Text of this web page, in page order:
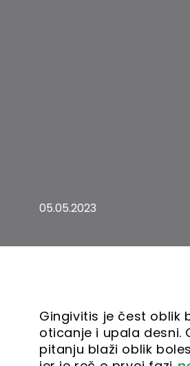
05.05.2023
Gingivitis je čest oblik
oticanje i upala desni.
pitanju blaži oblik